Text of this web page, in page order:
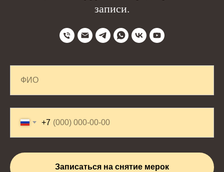
записи.
+7
Записаться на снятие мерок